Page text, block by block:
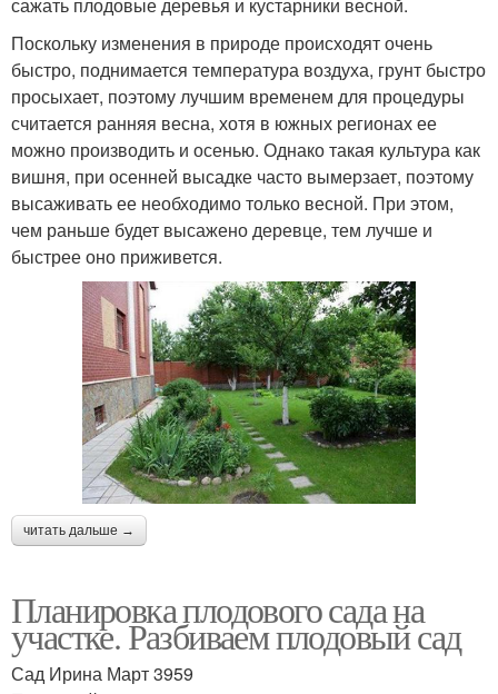
сажать плодовые деревья и кустарники весной.
Поскольку изменения в природе происходят очень
быстро, поднимается температура воздуха, грунт быстро
просыхает, поэтому лучшим временем для процедуры
считается ранняя весна, хотя в южных регионах ее
можно производить и осенью. Однако такая культура как
вишня, при осенней высадке часто вымерзает, поэтому
высаживать ее необходимо только весной. При этом,
чем раньше будет высажено деревце, тем лучше и
быстрее оно приживется.
читать дальше →
Планировка плодового сада на
участке. Разбиваем плодовый сад
Сад Ирина Март 3959